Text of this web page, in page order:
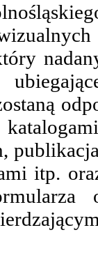
itp.